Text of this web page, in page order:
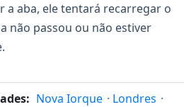
a aba, ele tentará recarregar o
não passou ou não estiver
Nova Iorque · Londres ·